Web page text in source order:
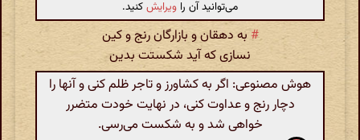
می‌توانید آن را ویرایشکنید.
#به دهقان و بازارگان رنج و کین
نسازی که آید شکستت بدین
هوش مصنوعی: اگر به کشاورز و تاجر ظلم کنی و آنها را
دچار رنج و عداوت کنی، در نهایت خودت متضرر
خواهی شد و به شکست می‌رسی.